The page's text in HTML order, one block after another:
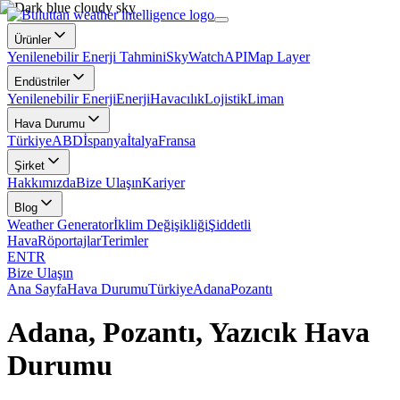
Ürünler
Yenilenebilir Enerji TahminiSkyWatchAPIMap Layer
Endüstriler
Yenilenebilir EnerjiEnerjiHavacılıkLojistikLiman
Hava Durumu
TürkiyeABDİspanyaİtalyaFransa
Şirket
HakkımızdaBize UlaşınKariyer
Blog
Weather Generatorİklim DeğişikliğiŞiddetli
HavaRöportajlarTerimler
ENTR
Bize Ulaşın
Ana SayfaHava DurumuTürkiyeAdanaPozantı
Adana, Pozantı, Yazıcık Hava
Durumu